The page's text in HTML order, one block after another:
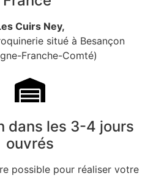
Cuirs Ney,
situé à Besançon
Franche-Comté)
dans les 3-4 jours
ouvrés
possible pour réaliser votre